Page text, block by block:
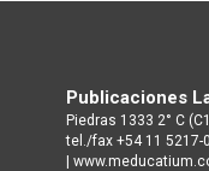
Publicaciones
Piedras 1333 2° C
tel./fax +54 11
|